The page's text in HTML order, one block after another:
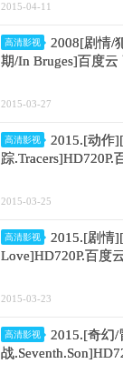
2015-04-11
高清影视
2008[剧情/
期/In Bruges]百度云
2015-03-27
高清影视
2015.[动作
踪.Tracers]HD720P.
2015-03-25
高清影视
2015.[剧情
Love]HD720P.百度
2015-03-23
高清影视
2015.[奇幻/
战